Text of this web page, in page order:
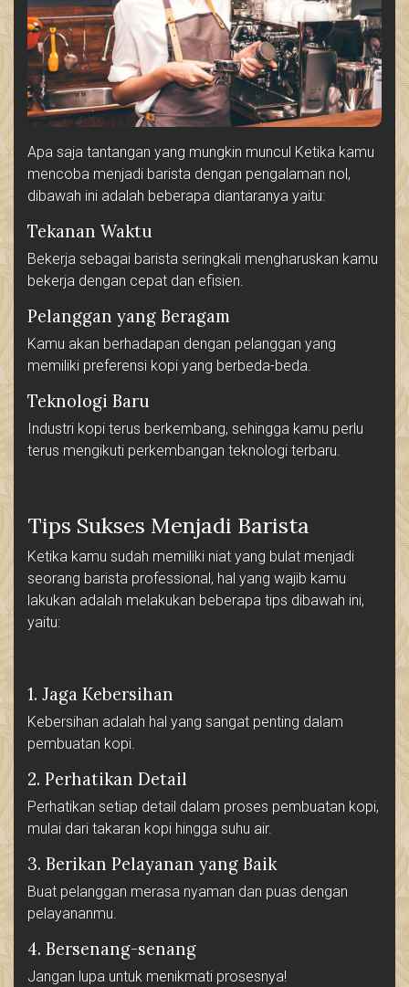
Apa saja tantangan yang mungkin muncul Ketika kamu
mencoba menjadi barista dengan pengalaman nol,
dibawah ini adalah beberapa diantaranya yaitu:
Tekanan Waktu
Bekerja sebagai barista seringkali mengharuskan kamu
bekerja dengan cepat dan efisien.
Pelanggan yang Beragam
Kamu akan berhadapan dengan pelanggan yang
memiliki preferensi kopi yang berbeda-beda.
Teknologi Baru
Industri kopi terus berkembang, sehingga kamu perlu
terus mengikuti perkembangan teknologi terbaru.
Tips Sukses Menjadi Barista
Ketika kamu sudah memiliki niat yang bulat menjadi
seorang barista professional, hal yang wajib kamu
lakukan adalah melakukan beberapa tips dibawah ini,
yaitu:
1. Jaga Kebersihan
Kebersihan adalah hal yang sangat penting dalam
pembuatan kopi.
2. Perhatikan Detail
Perhatikan setiap detail dalam proses pembuatan kopi,
mulai dari takaran kopi hingga suhu air.
3. Berikan Pelayanan yang Baik
Buat pelanggan merasa nyaman dan puas dengan
pelayananmu.
4. Bersenang-senang
Jangan lupa untuk menikmati prosesnya!